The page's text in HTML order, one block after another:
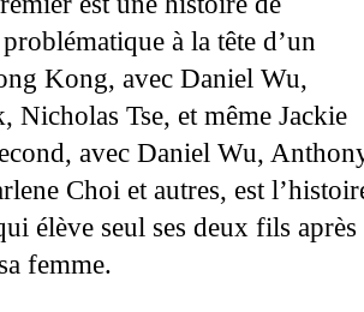
à la tête d’un
Kong, avec Daniel Wu,
Nicholas Tse, et même Jackie
avec Daniel Wu,
Choi et autres, est
élève seul ses deux fils après
femme.